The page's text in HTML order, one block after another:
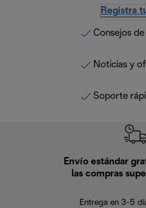
Registra
Consejos
Noticias y
Soporte
Envío estándar
las compras
Entrega en 3-5